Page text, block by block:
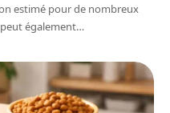
estimé pour de nombreux
également…